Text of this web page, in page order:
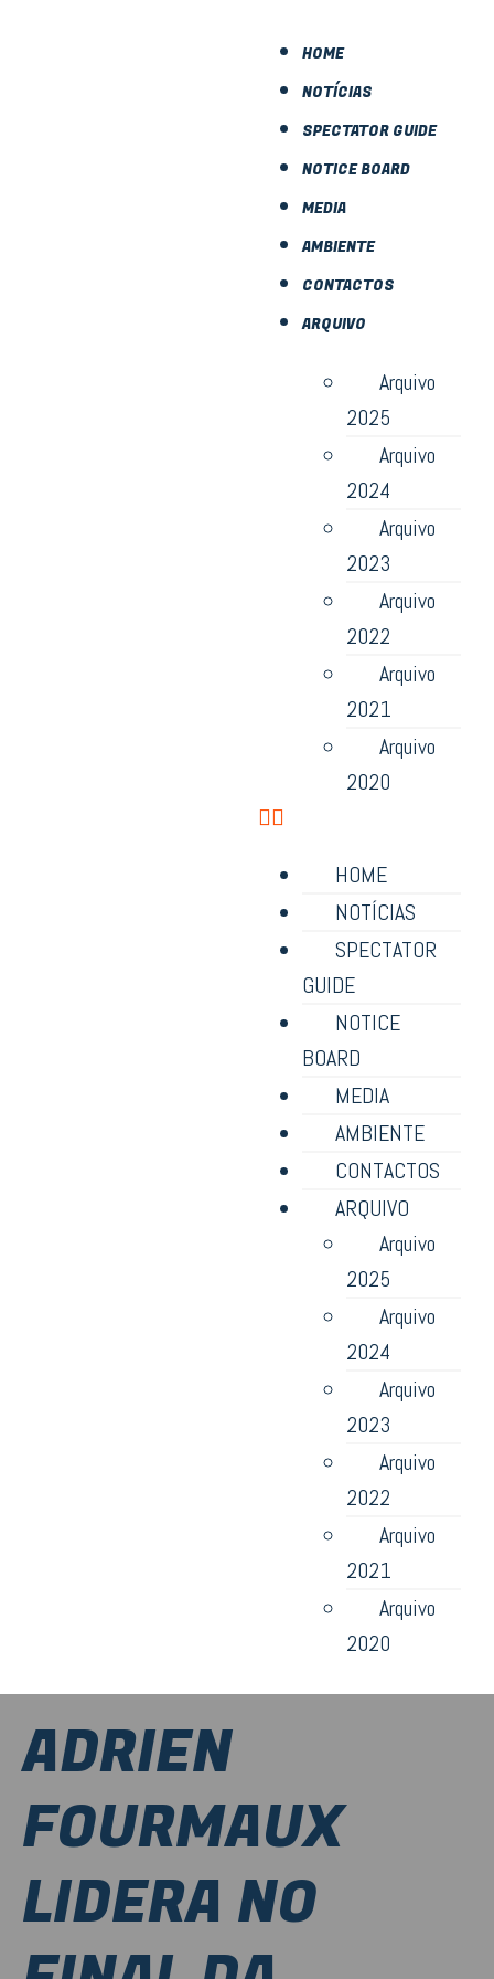
HOME
NOTÍCIAS
SPECTATOR GUIDE
NOTICE BOARD
MEDIA
AMBIENTE
CONTACTOS
ARQUIVO
Arquivo
2025
Arquivo
2024
Arquivo
2023
Arquivo
2022
Arquivo
2021
Arquivo
2020
HOME
NOTÍCIAS
SPECTATOR
GUIDE
NOTICE
BOARD
MEDIA
AMBIENTE
CONTACTOS
ARQUIVO
Arquivo
2025
Arquivo
2024
Arquivo
2023
Arquivo
2022
Arquivo
2021
Arquivo
2020
ADRIEN
FOURMAUX
LIDERA NO